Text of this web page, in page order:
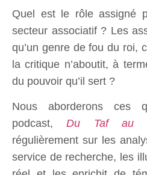
Quel est le rôle assigné
secteur associatif ? Les
qu’un genre de fou du roi,
la critique n’aboutit, à
du pouvoir qu’il sert ?
Nous aborderons ces
podcast,Du Taf au
régulièrement sur les
service de recherche, les